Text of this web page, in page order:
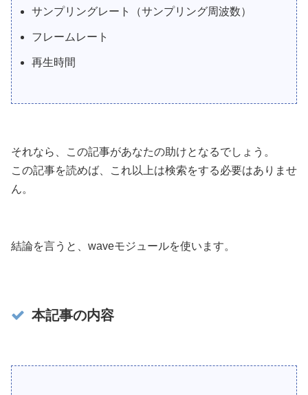
サンプリングレート（サンプリング周波数）
フレームレート
再生時間
それなら、この記事があなたの助けとなるでしょう。
この記事を読めば、これ以上は検索をする必要はありませ
ん。
結論を言うと、waveモジュールを使います。
本記事の内容